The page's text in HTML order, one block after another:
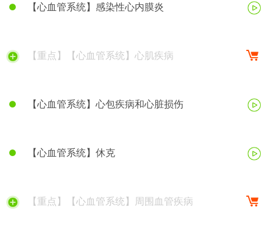
【心血管系统】感染性心内膜炎
【重点】【心血管系统】心肌疾病
【心血管系统】心包疾病和心脏损伤
【心血管系统】休克
【重点】【心血管系统】周围血管疾病